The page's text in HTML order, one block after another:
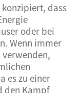
dass
oder bei
Wenn immer
es zu einer
den Kampf